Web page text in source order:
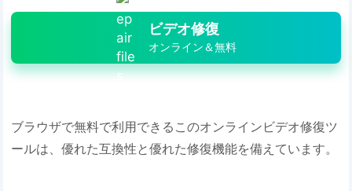
ビデオ修復
オンライン＆無料
ブラウザで無料で利用できるこのオンラインビデオ修復ツ
ールは、優れた互換性と優れた修復機能を備えています。